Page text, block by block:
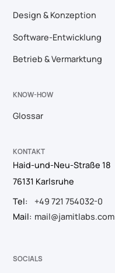
Design & Konzeption
Software-Entwicklung
Betrieb & Vermarktung
KNOW-HOW
Glossar
KONTAKT
Haid-und-Neu-Straße 18
76131 Karlsruhe
Tel:
+49 721 754032-0
Mail: mail@jamitlabs.com
SOCIALS